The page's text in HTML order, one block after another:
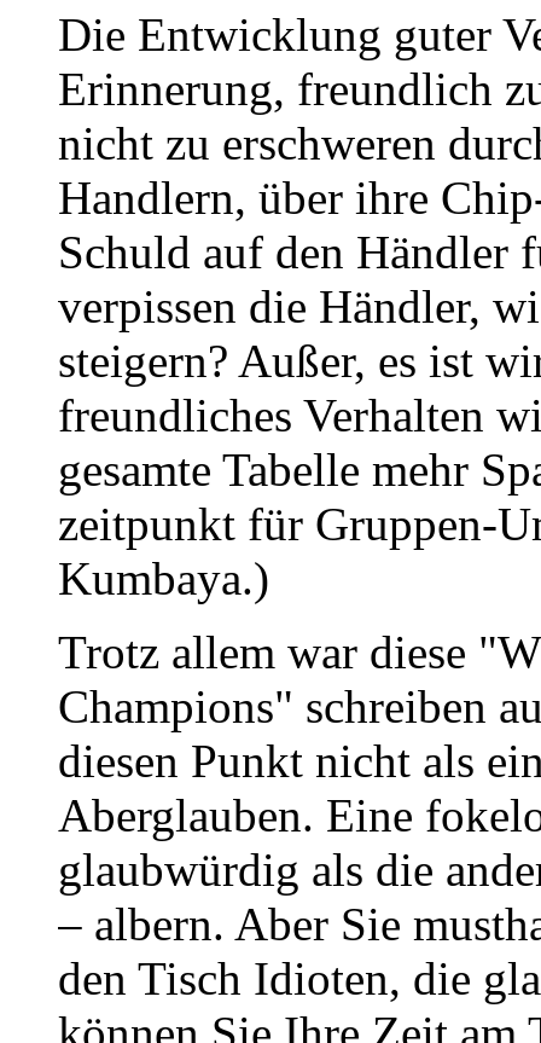
Die Entwicklung guter
Erinnerung, freundlich
nicht zu erschweren
Handlern, über ihre
Schuld auf den Händler
verpissen die Händler,
steigern? Außer, es ist
freundliches Verhalten
gesamte Tabelle mehr
zeitpunkt für Gruppen-
Kumbaya.)
Trotz allem war diese
Champions" schreiben
diesen Punkt nicht als
Aberglauben. Eine
glaubwürdig als die
– albern. Aber Sie
den Tisch Idioten, die
können Sie Ihre Zeit am